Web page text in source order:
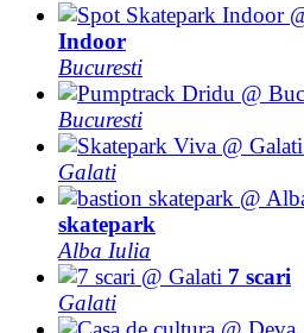
Indoor
Bucuresti
Bucuresti
Galati
skatepark
Alba Iulia
7 scari
Galati